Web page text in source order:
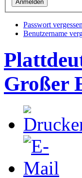
Passwort
Benutzername
Großer